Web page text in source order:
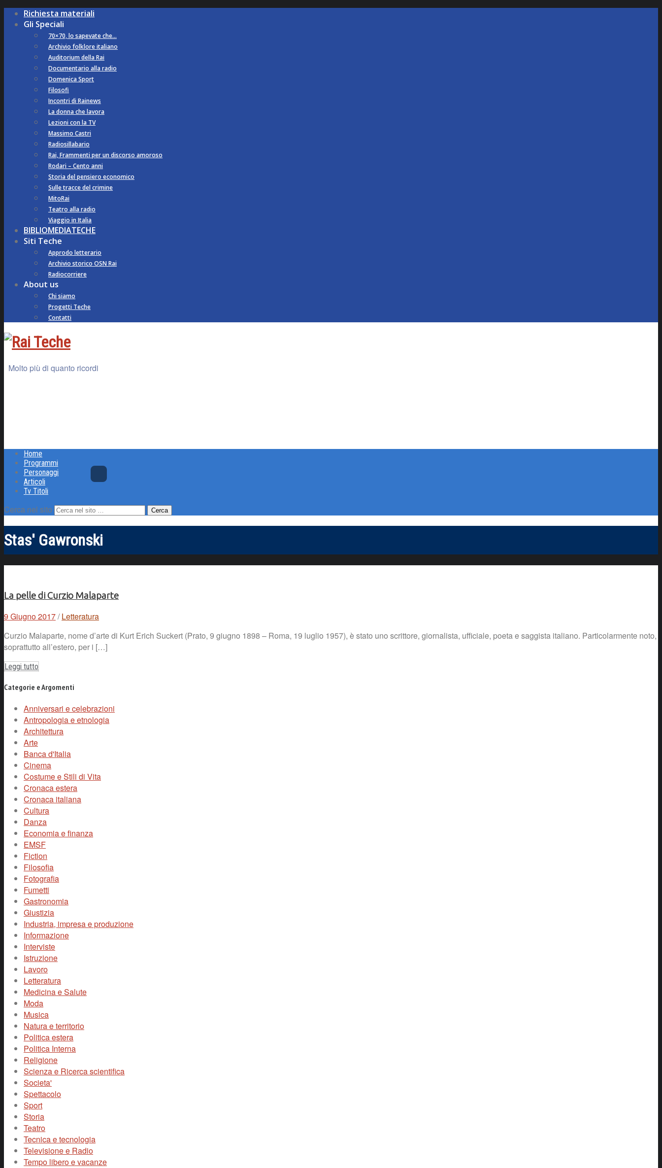
Richiesta materiali
Gli Speciali
70×70, lo sapevate che…
Archivio folklore italiano
Auditorium della Rai
Documentario alla radio
Domenica Sport
Filosofi
Incontri di Rainews
La donna che lavora
Lezioni con la TV
Massimo Castri
Radiosillabario
Rai, Frammenti per un discorso amoroso
Rodari – Cento anni
Storia del pensiero economico
Sulle tracce del crimine
MitoRai
Teatro alla radio
Viaggio in Italia
BIBLIOMEDIATECHE
Siti Teche
Approdo letterario
Archivio storico OSN Rai
Radiocorriere
About us
Chi siamo
Progetti Teche
Contatti
Molto più di quanto ricordi
Home
Programmi
Personaggi
Articoli
Tv Titoli
Cerca nel sito
Stas' Gawronski
La pelle di Curzio Malaparte
9 Giugno 2017/ Letteratura
Curzio Malaparte, nome d’arte di Kurt Erich Suckert (Prato, 9 giugno 1898 – Roma, 19 luglio 1957), è stato uno scrittore, giornalista, ufficiale, poeta e saggista italiano. Particolarmente noto,
soprattutto all’estero, per i […]
Leggi tutto
Categorie e Argomenti
Anniversari e celebrazioni
Antropologia e etnologia
Architettura
Arte
Banca d'Italia
Cinema
Costume e Stili di Vita
Cronaca estera
Cronaca italiana
Cultura
Danza
Economia e finanza
EMSF
Fiction
Filosofia
Fotografia
Fumetti
Gastronomia
Giustizia
Industria, impresa e produzione
Informazione
Interviste
Istruzione
Lavoro
Letteratura
Medicina e Salute
Moda
Musica
Natura e territorio
Politica estera
Politica Interna
Religione
Scienza e Ricerca scientifica
Societa'
Spettacolo
Sport
Storia
Teatro
Tecnica e tecnologia
Televisione e Radio
Tempo libero e vacanze